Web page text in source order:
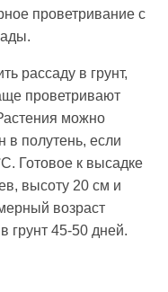
проветривание с
рассаду в грунт,
проветривают
можно
в полутень, если
Готовое к высадке
высоту 20 см и
возраст
грунт 45-50 дней.